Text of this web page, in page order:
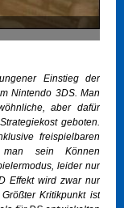
Einstieg der
Nintendo 3DS. Man
aber dafür
geboten.
freispielbaren
man sein Können
leider nur
Effekt wird zwar nur
Kritikpunkt ist